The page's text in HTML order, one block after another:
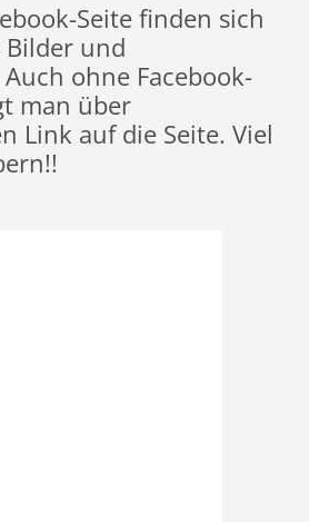
Seite finden sich
und
ohne Facebook-
man über
Link auf die Seite. Viel